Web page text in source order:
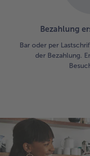
Bezahlung
Bar oder per
der Bezahlung.